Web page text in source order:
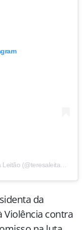
da
Violência contra